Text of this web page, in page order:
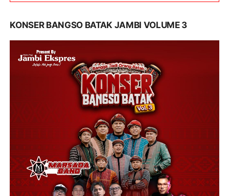
KONSER BANGSO BATAK JAMBI VOLUME 3